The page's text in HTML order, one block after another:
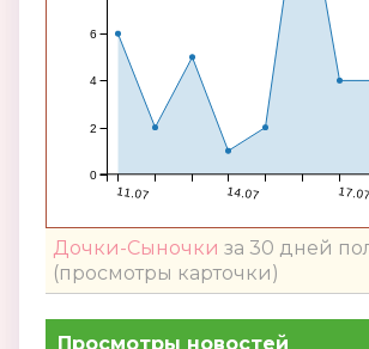
11.07 14.07 17.07
0
2
4
6
Дочки-Сыночки за 30 дней
(просмотры карточки)
Просмотры новостей